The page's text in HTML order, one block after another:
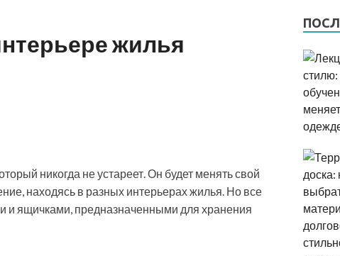
жилья
никогда не устареет. Он будет менять свой
находясь в разных интерьерах жилья. Но все
и ящичками, предназначенными для хранения